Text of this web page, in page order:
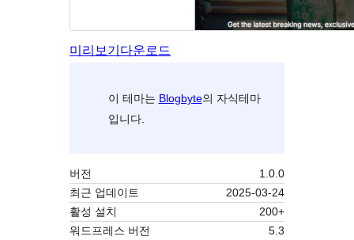
미리보기 다운로드
이 테마는 Blogbyte의 자식테마
입니다.
버전
1.0.0
최근 업데이트
2025-03-24
활성 설치
200+
워드프레스 버전
5.3